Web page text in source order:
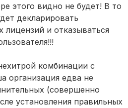
этого видно не будет! В то
декларировать
лицензий и отказываться
комбинации с
организация едва не
(совершенно
установления правильных